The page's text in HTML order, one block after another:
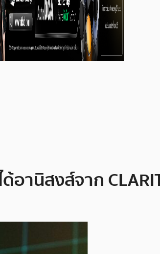
อานิสงส์จาก